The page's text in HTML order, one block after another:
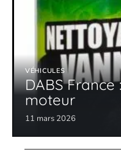
VÉHICULES
DABS
moteur
11 mars 2026